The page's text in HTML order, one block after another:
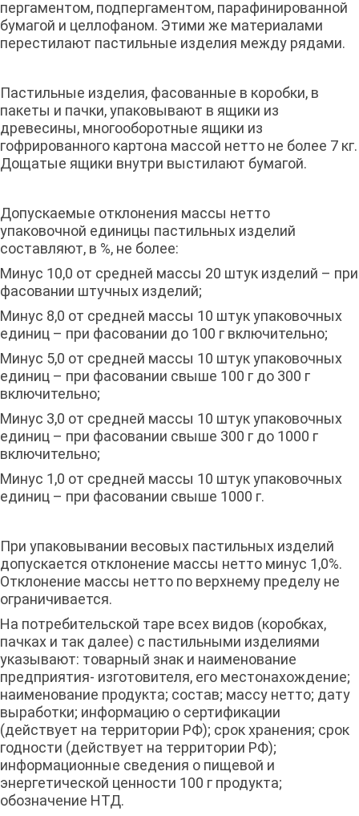
пергаментом, подпергаментом, парафинированной
бумагой и целлофаном. Этими же материалами
перестилают пастильные изделия между рядами.
Пастильные изделия, фасованные в коробки, в
пакеты и пачки, упаковывают в ящики из
древесины, многооборотные ящики из
гофрированного картона массой нетто не более 7 кг.
Дощатые ящики внутри выстилают бумагой.
Допускаемые отклонения массы нетто
упаковочной единицы пастильных изделий
составляют, в %, не более:
Минус 10,0 от средней массы 20 штук изделий – при
фасовании штучных изделий;
Минус 8,0 от средней массы 10 штук упаковочных
единиц – при фасовании до 100 г включительно;
Минус 5,0 от средней массы 10 штук упаковочных
единиц – при фасовании свыше 100 г до 300 г
включительно;
Минус 3,0 от средней массы 10 штук упаковочных
единиц – при фасовании свыше 300 г до 1000 г
включительно;
Минус 1,0 от средней массы 10 штук упаковочных
единиц – при фасовании свыше 1000 г.
При упаковывании весовых пастильных изделий
допускается отклонение массы нетто минус 1,0%.
Отклонение массы нетто по верхнему пределу не
ограничивается.
На потребительской таре всех видов (коробках,
пачках и так далее) с пастильными изделиями
указывают: товарный знак и наименование
предприятия- изготовителя, его местонахождение;
наименование продукта; состав; массу нетто; дату
выработки; информацию о сертификации
(действует на территории РФ); срок хранения; срок
годности (действует на территории РФ);
информационные сведения о пищевой и
энергетической ценности 100 г продукта;
обозначение НТД.